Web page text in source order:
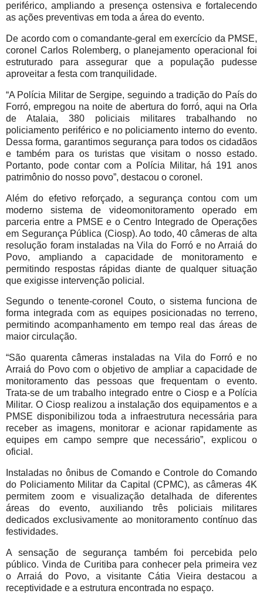
periférico, ampliando a presença ostensiva e fortalecendo
as ações preventivas em toda a área do evento.
De acordo com o comandante-geral em exercício da PMSE,
coronel Carlos Rolemberg, o planejamento operacional foi
estruturado para assegurar que a população pudesse
aproveitar a festa com tranquilidade.
“A Polícia Militar de Sergipe, seguindo a tradição do País do
Forró, empregou na noite de abertura do forró, aqui na Orla
de Atalaia, 380 policiais militares trabalhando no
policiamento periférico e no policiamento interno do evento.
Dessa forma, garantimos segurança para todos os cidadãos
e também para os turistas que visitam o nosso estado.
Portanto, pode contar com a Polícia Militar, há 191 anos
patrimônio do nosso povo”, destacou o coronel.
Além do efetivo reforçado, a segurança contou com um
moderno sistema de videomonitoramento operado em
parceria entre a PMSE e o Centro Integrado de Operações
em Segurança Pública (Ciosp). Ao todo, 40 câmeras de alta
resolução foram instaladas na Vila do Forró e no Arraiá do
Povo, ampliando a capacidade de monitoramento e
permitindo respostas rápidas diante de qualquer situação
que exigisse intervenção policial.
Segundo o tenente-coronel Couto, o sistema funciona de
forma integrada com as equipes posicionadas no terreno,
permitindo acompanhamento em tempo real das áreas de
maior circulação.
“São quarenta câmeras instaladas na Vila do Forró e no
Arraiá do Povo com o objetivo de ampliar a capacidade de
monitoramento das pessoas que frequentam o evento.
Trata-se de um trabalho integrado entre o Ciosp e a Polícia
Militar. O Ciosp realizou a instalação dos equipamentos e a
PMSE disponibilizou toda a infraestrutura necessária para
receber as imagens, monitorar e acionar rapidamente as
equipes em campo sempre que necessário”, explicou o
oficial.
Instaladas no ônibus de Comando e Controle do Comando
do Policiamento Militar da Capital (CPMC), as câmeras 4K
permitem zoom e visualização detalhada de diferentes
áreas do evento, auxiliando três policiais militares
dedicados exclusivamente ao monitoramento contínuo das
festividades.
A sensação de segurança também foi percebida pelo
público. Vinda de Curitiba para conhecer pela primeira vez
o Arraiá do Povo, a visitante Cátia Vieira destacou a
receptividade e a estrutura encontrada no espaço.